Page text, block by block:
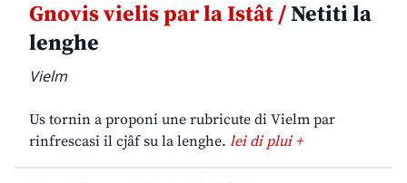
Gnovis vielis par la Istât /Netiti la
lenghe
Vielm
Us tornin a proponi une rubricute di Vielm par
rinfrescasi il cjâf su la lenghe. lei di plui +